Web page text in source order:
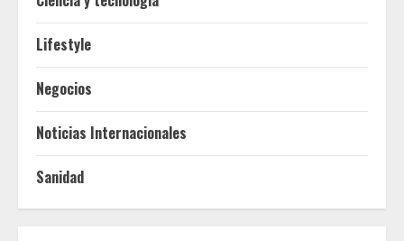
Lifestyle
Negocios
Noticias Internacionales
Sanidad